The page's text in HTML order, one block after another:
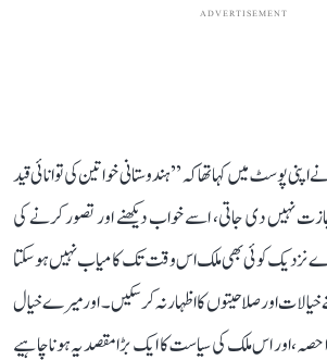
ADVERTISEMENT
پوسٹ میں کہا تھا کہ ’’ہندوستانی خواتین کی توانائی قید
نہیں دی جاتی، اسے خواب دیکھنے اور تصور کرنے کی
نزدیک کوئی بھی ملک اس وقت تک کامیاب نہیں ہو سکتا
اور صلاحیتوں کا اظہار نہ کر سکیں۔ اور میرے خیال
اور اس ملک کی سیاست کا ایک بڑا مقصد یہ ہونا چاہیے